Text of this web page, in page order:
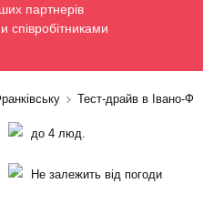
партнерів
співробітниками
Тест-драйв в Івано-
до 4 люд.
Не залежить від погоди